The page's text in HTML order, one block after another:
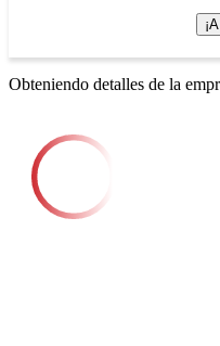
Obteniendo detalles de la